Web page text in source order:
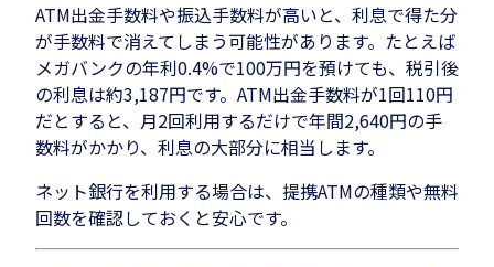
ATM出金手数料や振込手数料が高いと、利息で得た分
が手数料で消えてしまう可能性があります。たとえば
メガバンクの年利0.4%で100万円を預けても、税引後
の利息は約3,187円です。ATM出金手数料が1回110円
だとすると、月2回利用するだけで年間2,640円の手
数料がかかり、利息の大部分に相当します。
ネット銀行を利用する場合は、提携ATMの種類や無料
回数を確認しておくと安心です。